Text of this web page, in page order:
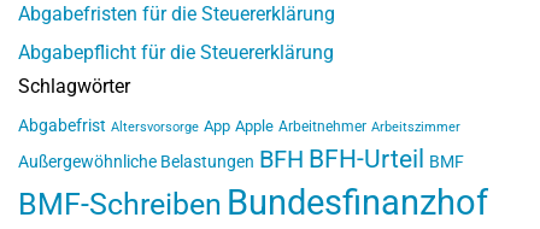
Abgabefristen für die Steuererklärung
Abgabepflicht für die Steuererklärung
Schlagwörter
Abgabefrist Altersvorsorge App Apple Arbeitnehmer Arbeitszimmer
Außergewöhnliche Belastungen BFH BFH-Urteil BMF
BMF-Schreiben Bundesfinanzhof